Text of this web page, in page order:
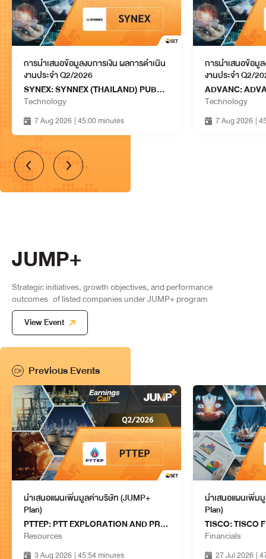
การนำเสนอข้อมูลงบการเงิน ผลการดำเนิน
งานประจำ Q2/2026
SYNEX: SYNNEX (THAILAND) PUBLIC COMPANY LIMITED
Technology
7 Aug 2026 | 45:00 minutes
การนำเสนอข้อมู
งานประจำ Q2/
Technology
7 Aug 2026 |
JUMP+
Strategic initiatives, growth objectives, and performance
outcomes of listed companies under JUMP+ program
View Event
Previous Events
นำเสนอแผนเพิ่มมูลค่าบริษัท (JUMP+
Plan)
PTTEP: PTT EXPLORATION AND PRODUCTION PUBLIC COMPANY LIMITED
Resources
3 Aug 2026 | 45:54 minutes
นำเสนอแผนเพิ่ม
Plan)
Financials
27 Jul 2026 |